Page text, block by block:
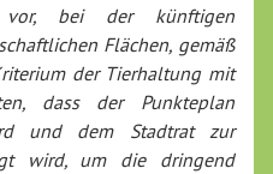
vor, bei der künftigen
Flächen, gemäß
der Tierhaltung mit
dass der Punkteplan
und dem Stadtrat zur
wird, um die dringend